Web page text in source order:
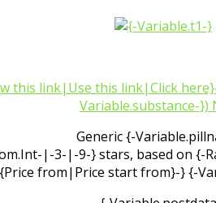
this link|Use this link|Click
Variable.substance-})
Generic {-
|-3-|-9-}stars, based on {-
from|Price start from}-}{-